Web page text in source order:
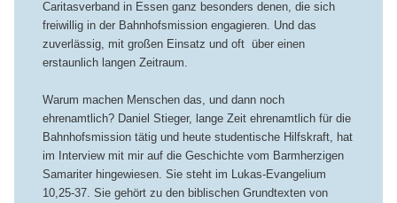
Caritasverband in Essen ganz besonders denen, die sich
freiwillig in der Bahnhofsmission engagieren. Und das
zuverlässig, mit großen Einsatz und oft über einen
erstaunlich langen Zeitraum.
Warum machen Menschen das, und dann noch
ehrenamtlich? Daniel Stieger, lange Zeit ehrenamtlich für die
Bahnhofsmission tätig und heute studentische Hilfskraft, hat
im Interview mit mir auf die Geschichte vom Barmherzigen
Samariter hingewiesen. Sie steht im Lukas-Evangelium
10,25-37. Sie gehört zu den biblischen Grundtexten von